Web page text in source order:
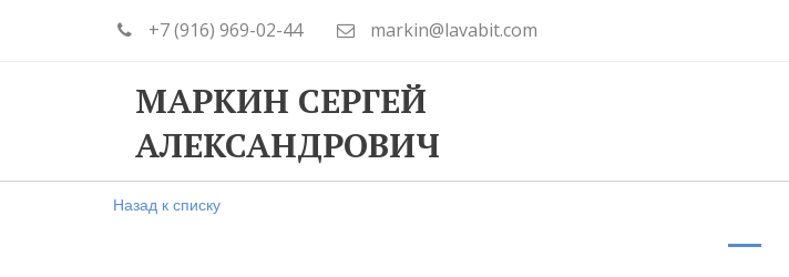
+7 (916) 969-02-44 markin@lavabit.com
МАРКИН СЕРГЕЙ
АЛЕКСАНДРОВИЧ
Назад к списку